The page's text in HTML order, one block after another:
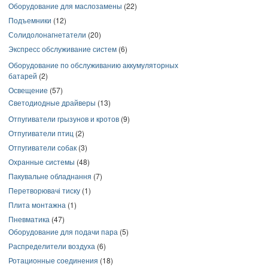
Оборудование для маслозамены (22)
Подъемники (12)
Солидолонагнетатели (20)
Экспресс обслуживание систем (6)
Оборудование по обслуживанию аккумуляторных
батарей (2)
Освещение (57)
Cветодиодные драйверы (13)
Отпугиватели грызунов и кротов (9)
Отпугиватели птиц (2)
Отпугиватели собак (3)
Охранные системы (48)
Пакувальне обладнання (7)
Перетворювачі тиску (1)
Плита монтажна (1)
Пневматика (47)
Оборудование для подачи пара (5)
Распределители воздуха (6)
Ротационные соединения (18)